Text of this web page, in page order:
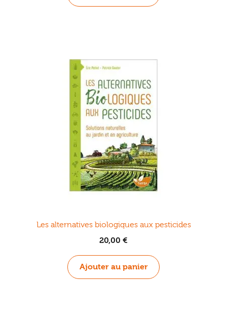
Les alternatives biologiques aux pesticides
20,00 €
Ajouter au panier